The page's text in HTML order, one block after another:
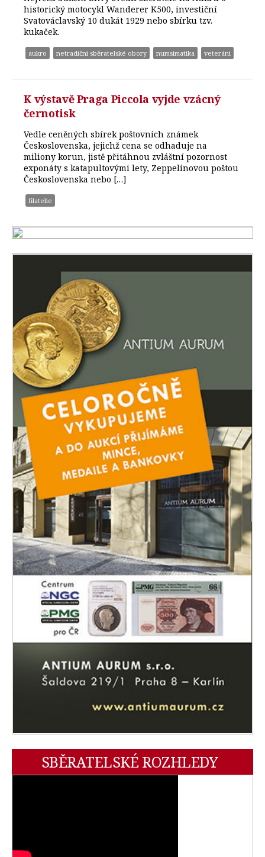
historický motocykl Wanderer K500, investiční
Svatováclavský 10 dukát 1929 nebo sbírku tzv.
kukaček.
aukro netradiční sběratelské obory numsimatika veteráni
K výstavě Praga Piccola vyjde vzácný
černotisk
Vedle ceněných sbírek poštovních známek
Československa, jejichž cena se odhaduje na
miliony korun, jistě přitáhnou zvláštní pozornost
exponáty s katapultovými lety, Zeppelinovou poštou
Československa nebo […]
filatelie
SBĚRATELSKÉ ROZHLEDY